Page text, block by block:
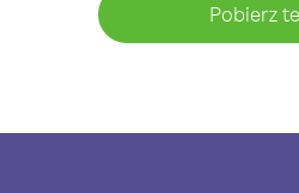
Pobierz